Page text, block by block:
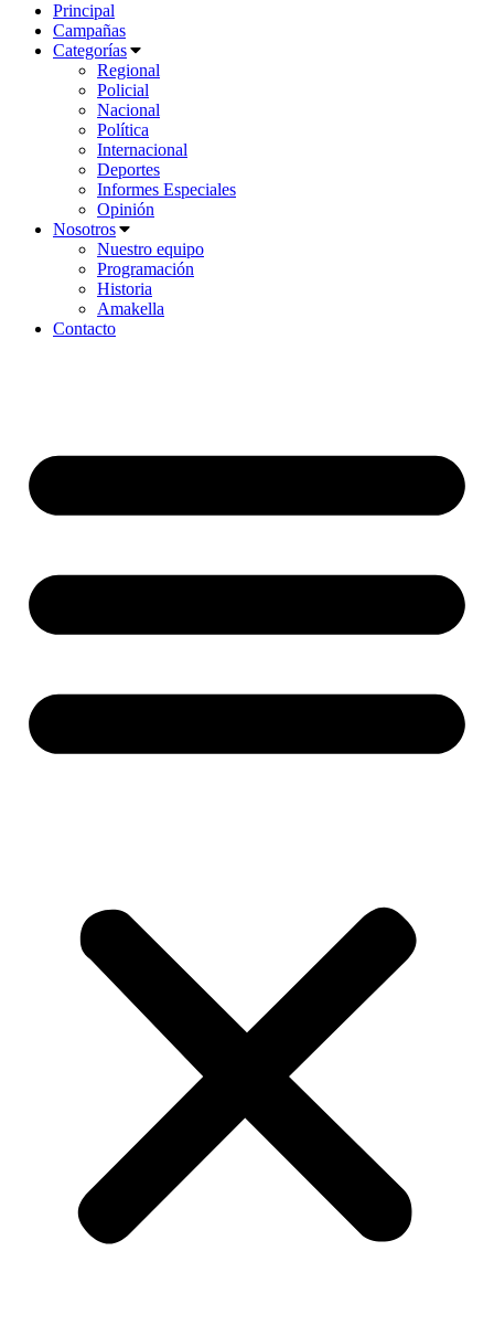
Principal
Campañas
Categorías
Regional
Policial
Nacional
Política
Internacional
Deportes
Informes Especiales
Opinión
Nosotros
Nuestro equipo
Programación
Historia
Amakella
Contacto